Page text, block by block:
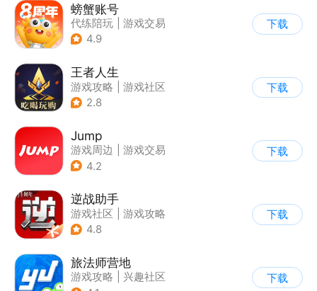
螃蟹账号
代练陪玩
游戏交易
| 游戏社区
4.9
下载
王者人生
游戏攻略
游戏社区
2.8
下载
Jump
游戏周边
游戏交易
| 游戏攻略
4.2
下载
逆战助手
游戏社区
游戏攻略
4.8
下载
旅法师营地
游戏攻略
兴趣社区
下载